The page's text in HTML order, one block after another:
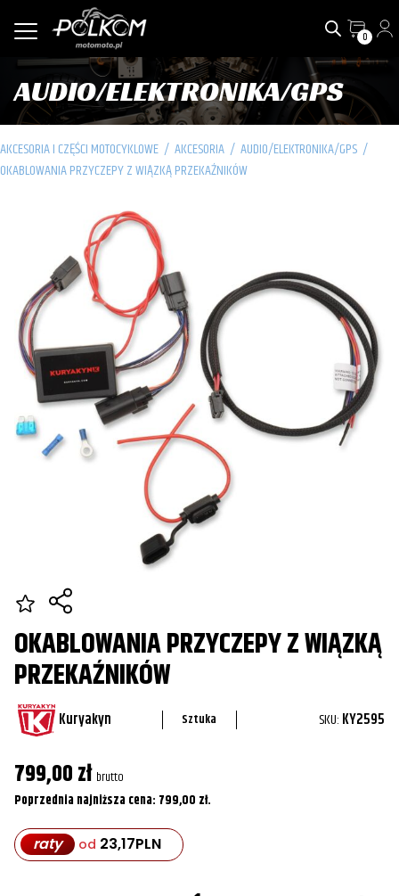
0
AUDIO/ELEKTRONIKA/GPS
AKCESORIA I CZĘŚCI MOTOCYKLOWE / AKCESORIA / AUDIO/ELEKTRONIKA/GPS /
OKABLOWANIA PRZYCZEPY Z WIĄZKĄ PRZEKAŹNIKÓW
OKABLOWANIA PRZYCZEPY Z WIĄZKĄ
PRZEKAŹNIKÓW
Kuryakyn Sztuka SKU: KY2595
799,00zł brutto
Poprzednia najniższa cena: 799,00 zł.
raty od 23,17PLN